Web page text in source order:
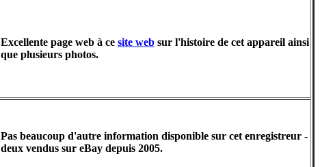
Excellente page web à ce site web sur l'histoire de cet appareil ainsi
que plusieurs photos.
Pas beaucoup d'autre information disponible sur cet enregistreur -
deux vendus sur eBay depuis 2005.